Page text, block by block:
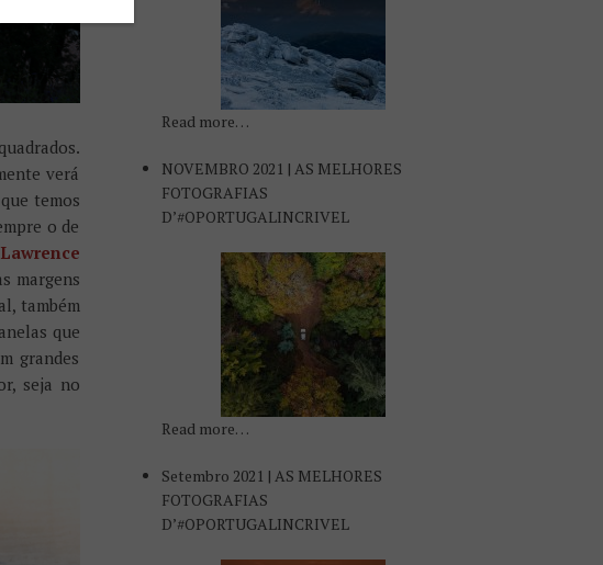
verá
temos
o de
margens
também
que
grandes
seja no
Read more…
NOVEMBRO 2021 | AS MELHORES
FOTOGRAFIAS
D’#OPORTUGALINCRIVEL
Read more…
Setembro 2021 | AS MELHORES
FOTOGRAFIAS
D’#OPORTUGALINCRIVEL